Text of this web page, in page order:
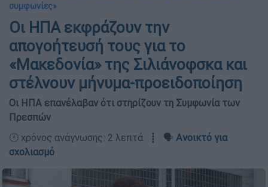
συμφωνίες»
Οι ΗΠΑ εκφράζουν την
απογοήτευσή τους για το
«Μακεδονία» της Σιλιάνοφσκα και
στέλνουν μήνυμα-προειδοποίηση
Οι ΗΠΑ επανέλαβαν ότι στηρίζουν τη Συμφωνία των
Πρεσπών
🕛 χρόνος ανάγνωσης: 2 λεπτά ┋ 🗣️ Ανοικτό για
σχολιασμό